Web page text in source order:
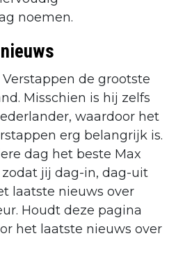
noemen.
de grootste
Misschien is hij zelfs
waardoor het
erg belangrijk is.
dag het beste Max
jij dag-in, dag-uit
laatste nieuws over
Houdt deze pagina
het laatste nieuws over